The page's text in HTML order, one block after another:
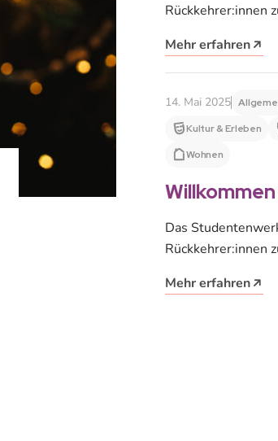
Rückkehrer:innen
Mehr erfahren
14. Mai 2025
Kultur & Erleben
Wohnen
Das
Rückkehrer:innen
Mehr erfahren